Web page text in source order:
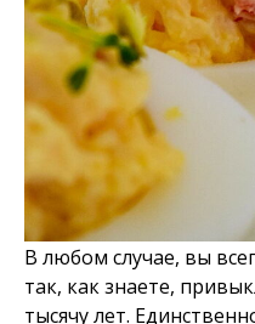
В любом случае, вы
так, как знаете,
тысячу лет.